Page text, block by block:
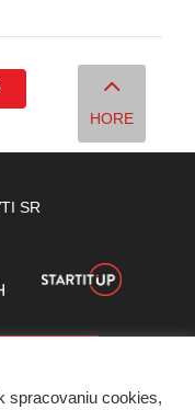
HORE
SR
spracovaniu cookies,